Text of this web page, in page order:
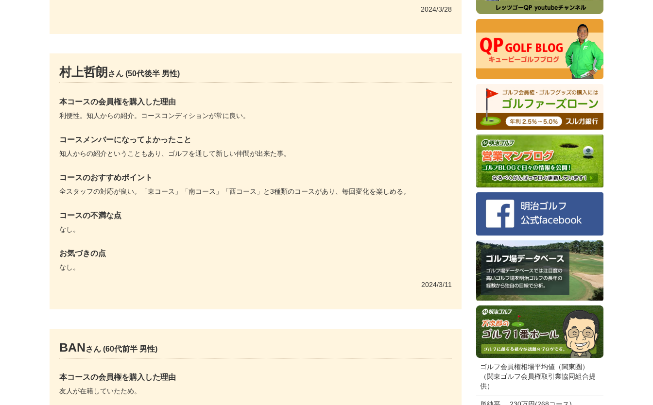
2024/3/28
村上哲朗 さん (50代後半 男性)
本コースの会員権を購入した理由
利便性。知人からの紹介。コースコンディションが常に良い。
コースメンバーになってよかったこと
知人からの紹介ということもあり、ゴルフを通して新しい仲間が出来た事。
コースのおすすめポイント
全スタッフの対応が良い。「東コース」「南コース」「西コース」と3種類のコースがあり、毎回変化を楽しめる。
コースの不満な点
なし。
お気づきの点
なし。
2024/3/11
BANさん (60代前半 男性)
本コースの会員権を購入した理由
友人が在籍していたため。
ゴルフ会員権相場平均値（関東圏）
（関東ゴルフ会員権取引業協同組合提
供）